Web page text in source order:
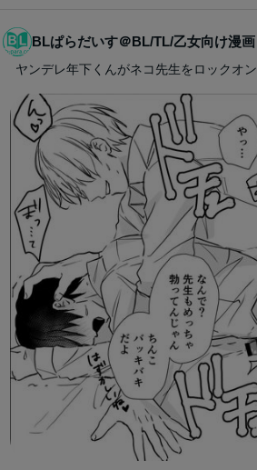
BLぱらだいす＠BL/TL/乙女向け漫画
ヤンデレ年下くんがネコ先生をロックオン